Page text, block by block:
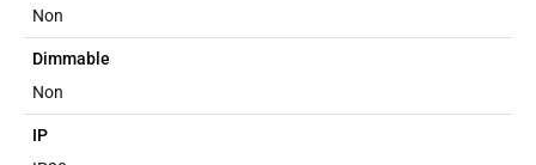
Non
Dimmable
Non
IP